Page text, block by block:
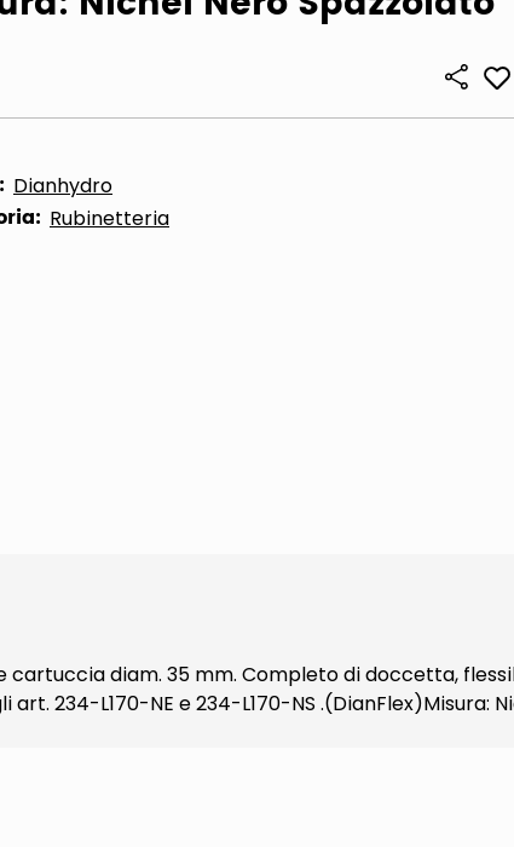
sun
Dianhydro
Rubinetteria
diam. 35 mm. Completo di doccetta,
234-L170-NE e 234-L170-NS .(DianFlex)Misura: